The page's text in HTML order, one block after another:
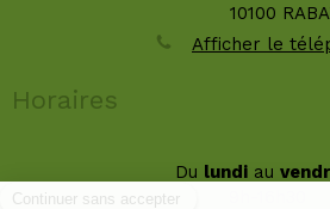
10100
Afficher le
Horaires
Du lundi au